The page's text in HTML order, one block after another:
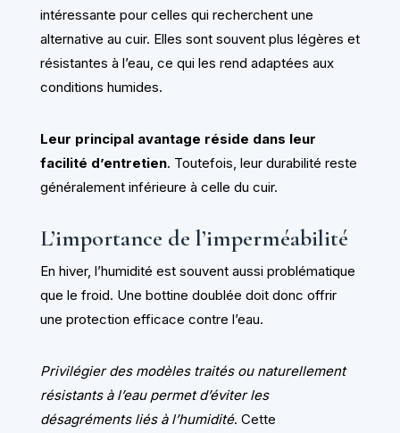
intéressante pour celles qui recherchent une
alternative au cuir. Elles sont souvent plus légères et
résistantes à l’eau, ce qui les rend adaptées aux
conditions humides.
Leur principal avantage réside dans leur
facilité d’entretien. Toutefois, leur durabilité reste
généralement inférieure à celle du cuir.
L’importance de l’imperméabilité
En hiver, l’humidité est souvent aussi problématique
que le froid. Une bottine doublée doit donc offrir
une protection efficace contre l’eau.
Privilégier des modèles traités ou naturellement
résistants à l’eau permet d’éviter les
désagréments liés à l’humidité. Cette